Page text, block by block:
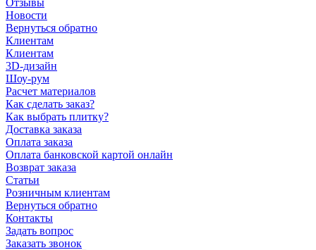
Отзывы
Новости
Вернуться обратно
Клиентам
Клиентам
3D-дизайн
Шоу-рум
Расчет материалов
Как сделать заказ?
Как выбрать плитку?
Доставка заказа
Оплата заказа
Оплата банковской картой онлайн
Возврат заказа
Статьи
Розничным клиентам
Вернуться обратно
Контакты
Задать вопрос
Заказать звонок